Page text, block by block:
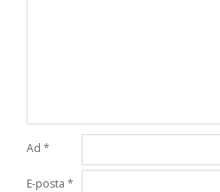
Ad *
E-posta *